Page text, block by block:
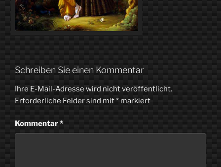
Schreiben Sie einen Kommentar
Ihre E-Mail-Adresse wird nicht veröffentlicht.
Erforderliche Felder sind mit* markiert
Kommentar*